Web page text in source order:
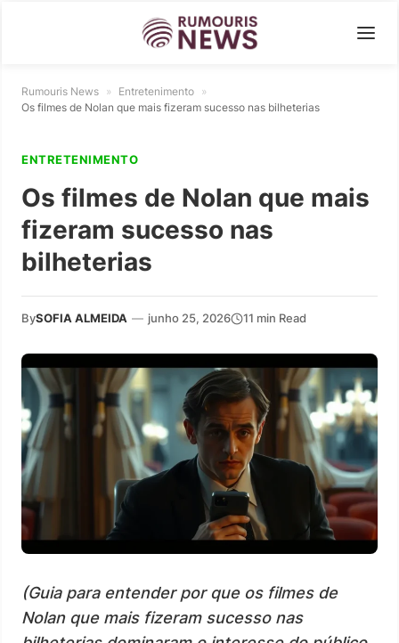
Rumouris News » Entretenimento »
Os filmes de Nolan que mais fizeram sucesso nas bilheterias
ENTRETENIMENTO
Os filmes de Nolan que mais
fizeram sucesso nas
bilheterias
BySOFIA ALMEIDA — junho 25, 2026 11 min Read
(Guia para entender por que os filmes de
Nolan que mais fizeram sucesso nas